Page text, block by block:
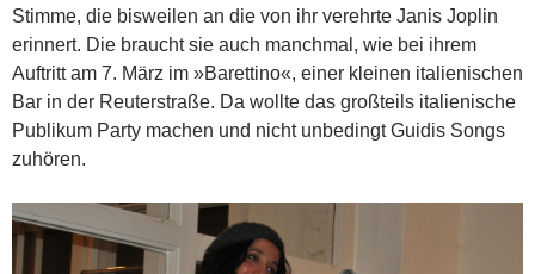
Stimme, die bisweilen an die von ihr verehrte Janis Joplin
erinnert. Die braucht sie auch manchmal, wie bei ihrem
Auftritt am 7. März im »Barettino«, einer kleinen italienischen
Bar in der Reuterstraße. Da wollte das großteils italienische
Publikum Party machen und nicht unbedingt Guidis Songs
zuhören.